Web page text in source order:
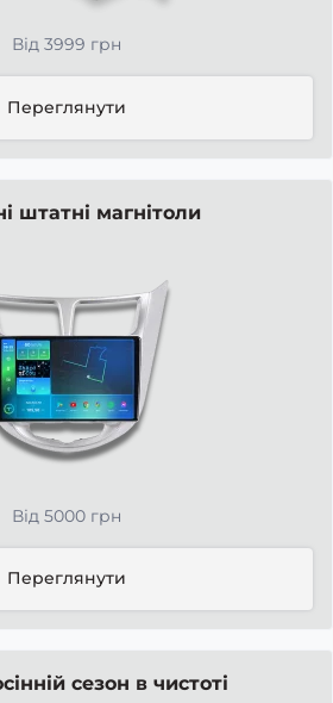
Від 3999 грн
Переглянути
штатні магнітоли
Від 5000 грн
Переглянути
сезон в чистоті